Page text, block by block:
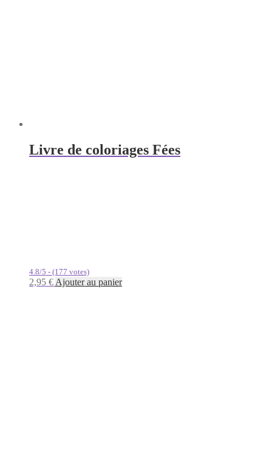
Livre de coloriages Fées
4.8/5 - (177 votes)
2,95 € Ajouter au panier